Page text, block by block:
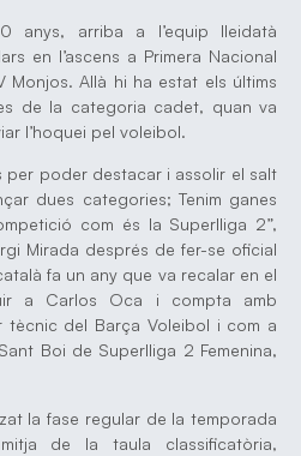
anys, arriba a l’equip lleidatà
en l’ascens a Primera Nacional
Monjos. Allà hi ha estat els últims
de la categoria cadet, quan va
l’hoquei pel voleibol.
per poder destacar i assolir el salt
dues categories; Tenim ganes
com és la Superlliga 2”,
Mirada després de fer-se oficial
fa un any que va recalar en el
a Carlos Oca i compta amb
tècnic del Barça Voleibol i com a
Boi de Superlliga 2 Femenina,
la fase regular de la temporada
de la taula classificatòria,